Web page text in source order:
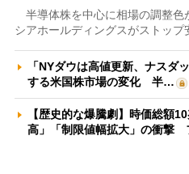
半導体株を中心に相場の調整色
シアホールディングスがストップ
「NYダウは高値更新、ナスダ
する米国株市場の変化 半…
【歴史的な爆騰劇】時価総額
高」「制限値幅拡大」の衝撃